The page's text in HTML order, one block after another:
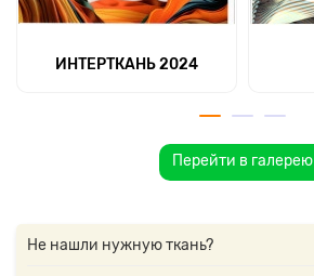
ИНТЕРТКАНЬ 2024
Перейти в галерею
Не нашли нужную ткань?